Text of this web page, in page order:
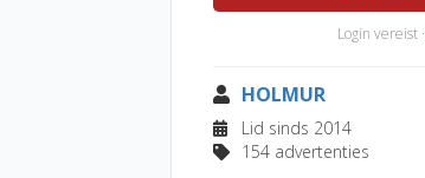
Login vereist ·
HOLMUR
Lid sinds 2014
154 advertenties